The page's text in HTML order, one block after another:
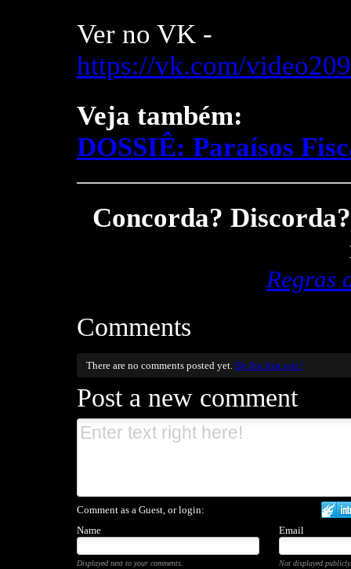
Ver no VK -
https://vk.com/
Veja também:
DOSSIÊ: Paraísos
Concorda?
Regras
Comments
There are no comments posted yet. Be the first one!
Post a new comment
Comment as a Guest, or login:
Name
Email
Displayed next to your comments. Not displayed